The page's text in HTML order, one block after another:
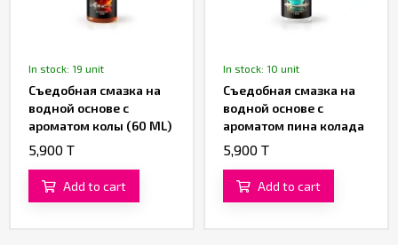
In stock: 19 unit
Съедобная смазка на
водной основе с
ароматом колы (60 ML)
5,900 T
Add to cart
In stock: 10 unit
Съедобная смазка на
водной основе с
ароматом пина колада
(60 ML)
5,900 T
Add to cart